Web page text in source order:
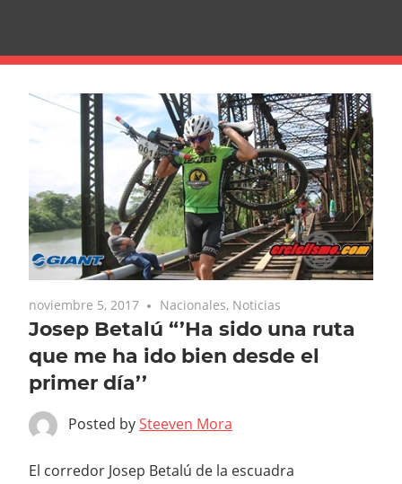
noviembre 5, 2017 Nacionales, Noticias
Josep Betalú “’Ha sido una ruta
que me ha ido bien desde el
primer día’’
Posted bySteeven Mora
El corredor Josep Betalú de la escuadra